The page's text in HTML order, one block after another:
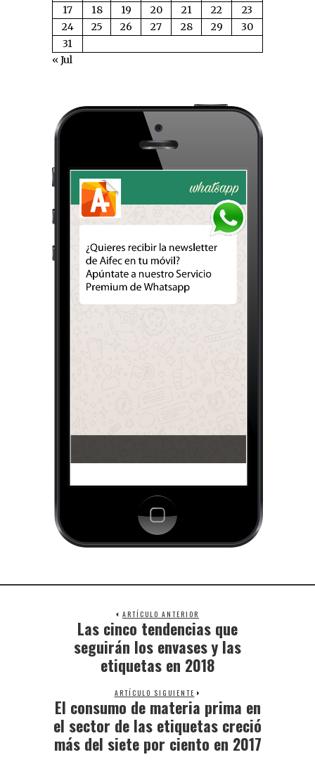
17
18 19 20 21 22
23
24
25 26 27 28 29
30
31
« Jul
ARTÍCULO ANTERIOR
Las cinco tendencias que
seguirán los envases y las
etiquetas en 2018
ARTÍCULO SIGUIENTE
El consumo de materia prima en
el sector de las etiquetas creció
más del siete por ciento en 2017